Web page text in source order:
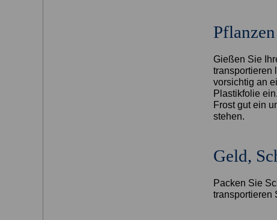
Pflanzen
Gießen Sie
transportieren
vorsichtig an
Plastikfolie
Frost gut ein
stehen.
Geld,
Packen Sie
transportieren